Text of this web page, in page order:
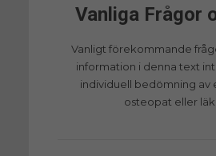
Vanliga Frågor
Vanligt förekommande
information i denna text
individuell bedömning av
osteopat eller